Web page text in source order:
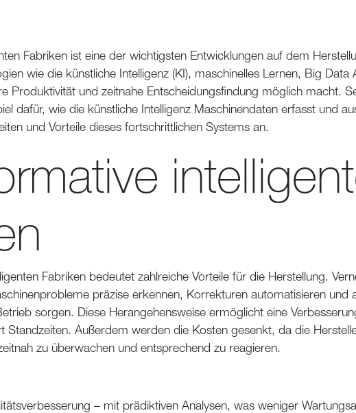
Fabriken ist eine der wichtigsten Entwicklungen auf dem
wie die künstliche Intelligenz (KI), maschinelles Lernen, Big Data
Produktivität und zeitnahe Entscheidungsfindung möglich macht.
dafür, wie die künstliche Intelligenz Maschinendaten erfasst und
und Vorteile dieses fortschrittlichen Systems an.
Fabriken bedeutet zahlreiche Vorteile für die Herstellung.
präzise erkennen, Korrekturen automatisieren und
sorgen. Diese Herangehensweise ermöglicht eine
Standzeiten. Außerdem werden die Kosten gesenkt, da die
zu überwachen und entsprechend zu reagieren.
– mit prädiktiven Analysen, was weniger